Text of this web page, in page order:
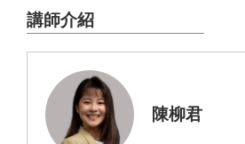
講師介紹
陳柳君